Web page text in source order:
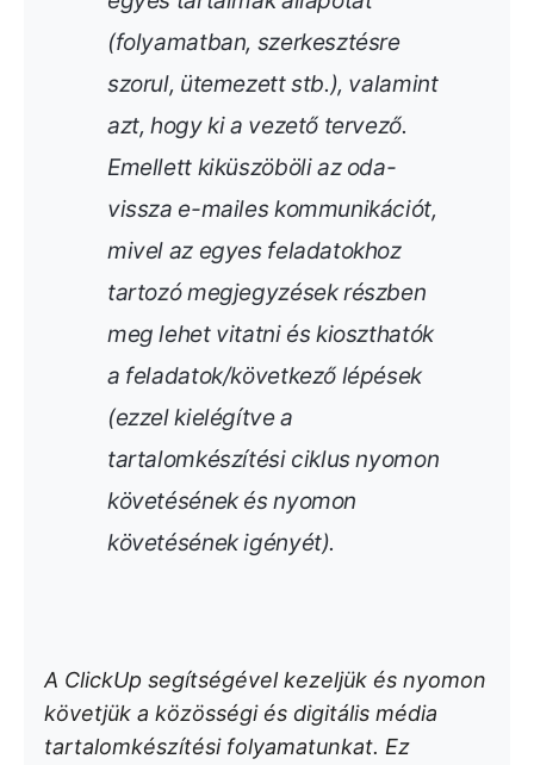
(folyamatban, szerkesztésre
szorul, ütemezett stb.), valamint
azt, hogy ki a vezető tervező.
Emellett kiküszöböli az oda-
vissza e-mailes kommunikációt,
mivel az egyes feladatokhoz
tartozó megjegyzések részben
meg lehet vitatni és kioszthatók
a feladatok/következő lépések
(ezzel kielégítve a
tartalomkészítési ciklus nyomon
követésének és nyomon
követésének igényét).
A ClickUp segítségével kezeljük és nyomon
követjük a közösségi és digitális média
tartalomkészítési folyamatunkat. Ez